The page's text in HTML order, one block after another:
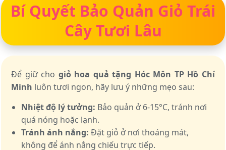
Bí Quyết Bảo Quản Giỏ Trái
Cây Tươi Lâu
Để giữ cho giỏ hoa quả tặng Hóc Môn TP Hồ Chí
Minh luôn tươi ngon, hãy lưu ý những mẹo sau:
Nhiệt độ lý tưởng: Bảo quản ở 6-15°C, tránh nơi
quá nóng hoặc lạnh.
Tránh ánh nắng: Đặt giỏ ở nơi thoáng mát,
không để ánh nắng chiếu trực tiếp.